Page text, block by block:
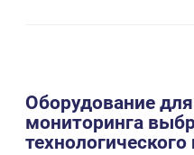
Оборудование
мониторинга